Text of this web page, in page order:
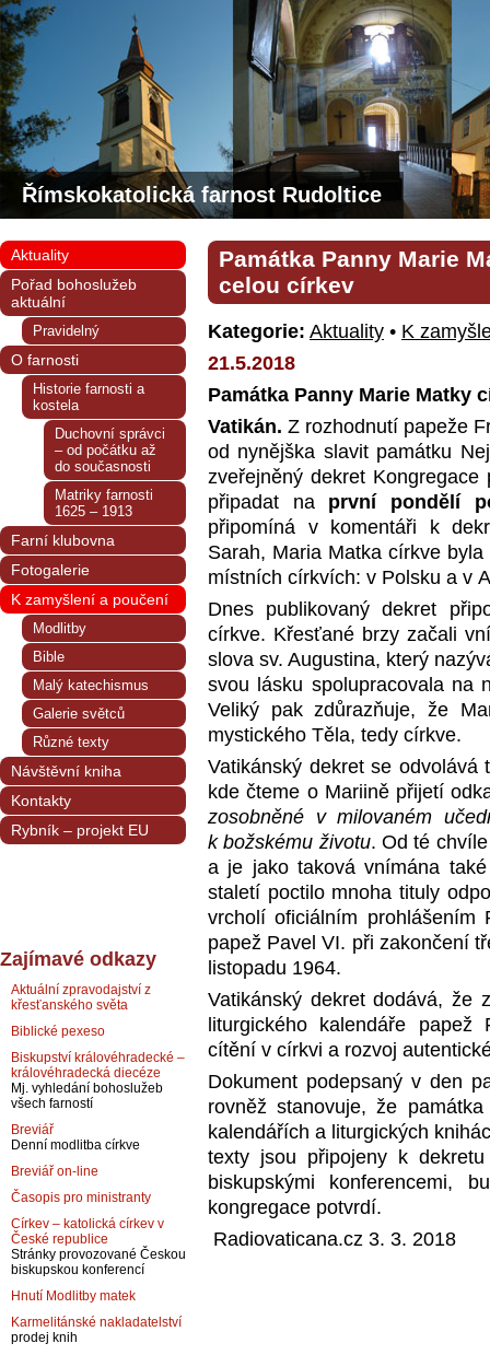
Římskokatolická farnost Rudoltice
Památka Panny Marie
celou církev
Kategorie: Aktuality • K
21.5.2018
Památka Panny Marie Matky
Vatikán. Z rozhodnutí papeže
od nynějška slavit památku
zveřejněný dekret
připadat na první pondělí
připomíná v komentáři k
Sarah, Maria Matka církve
místních církvích: v Polsku a v
Dnes publikovaný dekret
církve. Křesťané brzy začali
slova sv. Augustina, který
svou lásku spolupracovala na
Veliký pak zdůrazňuje, že
mystického Těla, tedy církve.
Vatikánský dekret se
kde čteme o Mariině přijetí
zosobněné v milovaném
k božskému životu. Od té
a je jako taková vnímána
staletí poctilo mnoha tituly
vrcholí oficiálním prohlášením
papež Pavel VI. při zakončení
listopadu 1964.
Vatikánský dekret dodává, že
liturgického kalendáře
cítění v církvi a rozvoj
Dokument podepsaný v den
rovněž stanovuje, že
kalendářích a liturgických
texty jsou připojeny k
biskupskými konferencemi,
kongregace potvrdí.
Radiovaticana.cz 3. 3. 2018
Aktuality
Pořad bohoslužeb
aktuální
Pravidelný
O farnosti
Historie farnosti a
kostela
Duchovní správci
– od počátku až
do současnosti
Matriky farnosti
1625 – 1913
Farní klubovna
Fotogalerie
K zamyšlení a poučení
Modlitby
Bible
Malý katechismus
Galerie světců
Různé texty
Návštěvní kniha
Kontakty
Rybník – projekt EU
Zajímavé odkazy
Aktuální zpravodajství z
křesťanského světa
Biblické pexeso
Biskupství královéhradecké –
královéhradecká diecéze
Mj. vyhledání bohoslužeb
všech farností
Breviář
Denní modlitba církve
Breviář on-line
Časopis pro ministranty
Církev – katolická církev v
České republice
Stránky provozované Českou
biskupskou konferencí
Hnutí Modlitby matek
Karmelitánské nakladatelství
prodej knih